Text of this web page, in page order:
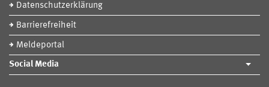
Datenschutzerklärung
Barrierefreiheit
Meldeportal
Social Media